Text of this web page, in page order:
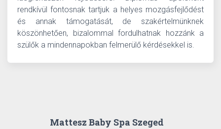
rendkívül fontosnak tartjuk a helyes mozgásfejlődést
és annak támogatását, de szakértelmünknek
köszönhetően, bizalommal fordulhatnak hozzánk a
szülők a mindennapokban felmerülő kérdésekkel is.
Mattesz Baby Spa Szeged